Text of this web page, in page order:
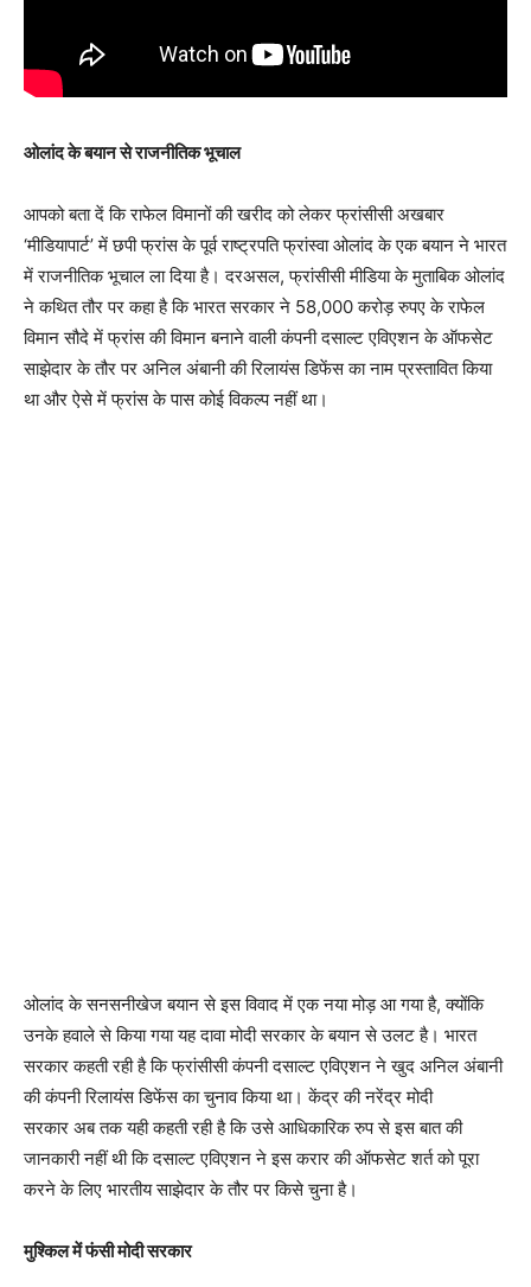
ओलांद के बयान से राजनीतिक भूचाल
आपको बता दें कि राफेल विमानों की खरीद को लेकर फ्रांसीसी अखबार
‘मीडियापार्ट’ में छपी फ्रांस के पूर्व राष्ट्रपति फ्रांस्वा ओलांद के एक बयान ने भारत
में राजनीतिक भूचाल ला दिया है। दरअसल, फ्रांसीसी मीडिया के मुताबिक ओलांद
ने कथित तौर पर कहा है कि भारत सरकार ने 58,000 करोड़ रुपए के राफेल
विमान सौदे में फ्रांस की विमान बनाने वाली कंपनी दसाल्ट एविएशन के ऑफसेट
साझेदार के तौर पर अनिल अंबानी की रिलायंस डिफेंस का नाम प्रस्तावित किया
था और ऐसे में फ्रांस के पास कोई विकल्प नहीं था।
ओलांद के सनसनीखेज बयान से इस विवाद में एक नया मोड़ आ गया है, क्योंकि
उनके हवाले से किया गया यह दावा मोदी सरकार के बयान से उलट है। भारत
सरकार कहती रही है कि फ्रांसीसी कंपनी दसाल्ट एविएशन ने खुद अनिल अंबानी
की कंपनी रिलायंस डिफेंस का चुनाव किया था। केंद्र की नरेंद्र मोदी
सरकार अब तक यही कहती रही है कि उसे आधिकारिक रुप से इस बात की
जानकारी नहीं थी कि दसाल्ट एविएशन ने इस करार की ऑफसेट शर्त को पूरा
करने के लिए भारतीय साझेदार के तौर पर किसे चुना है।
मुश्किल में फंसी मोदी सरकार